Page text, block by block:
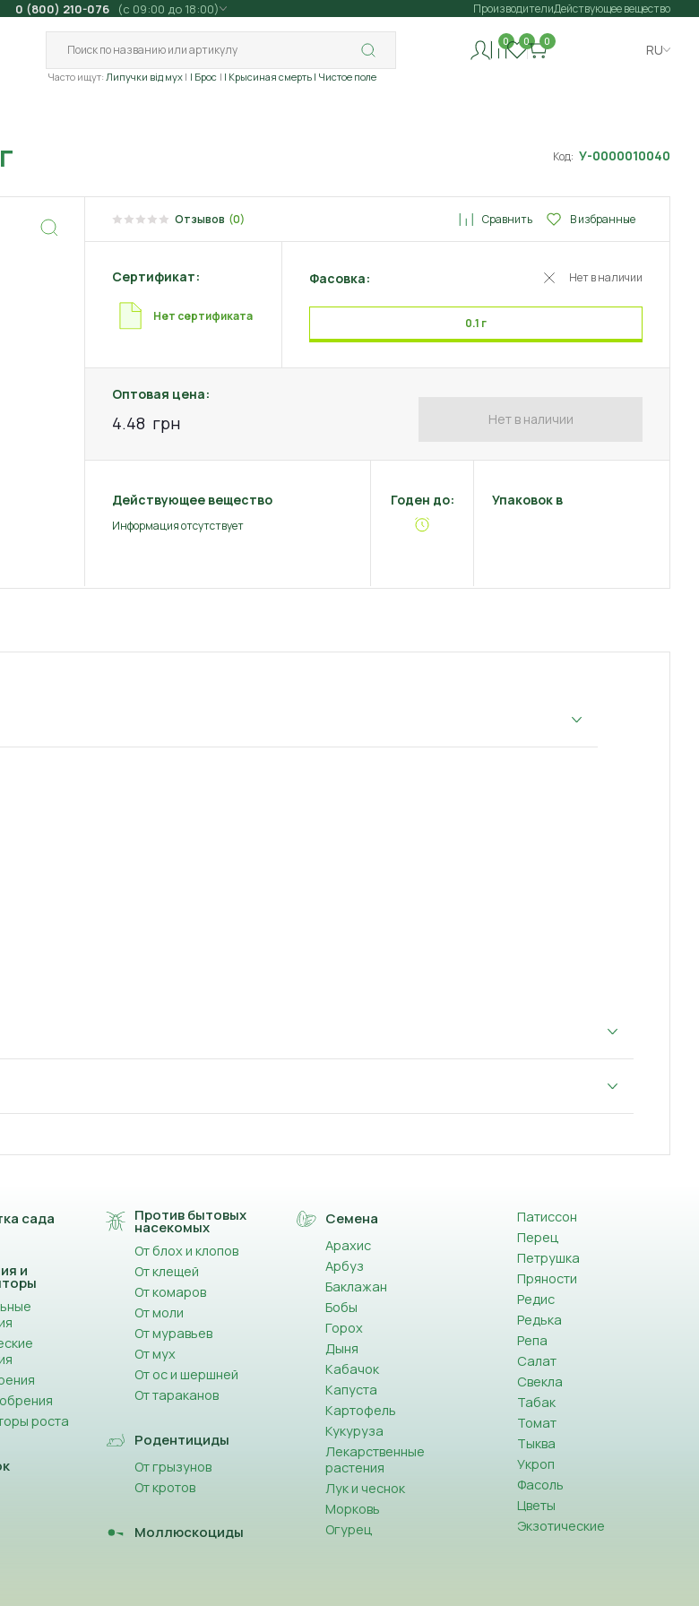
0 (800) 210-076 (с 09:00 до 18:00) ПроизводителиДействующее вещество
Часто ищут: Липучки від мух | Брос | Крысиная смерть | Чистое поле
0 0 0
RU
Код: У-0000010040
Отзывов (0) Сравнить В избранные
Сертификат:
Нет сертификата
Фасовка: Нет в наличии
0.1 г
Оптовая цена:
4.48 грн Нет в наличии
Действующее вещество
Информация отсутствует
Годен до: Упаковок в
сада
и
роста
Против бытовых
насекомых
От блох и клопов
От клещей
От комаров
От моли
От муравьев
От мух
От ос и шершней
От тараканов
Родентициды
От грызунов
От кротов
Моллюскоциды
Семена
Арахис
Арбуз
Баклажан
Бобы
Горох
Дыня
Кабачок
Капуста
Картофель
Кукуруза
Лекарственные
растения
Лук и чеснок
Морковь
Огурец
Патиссон
Перец
Петрушка
Пряности
Редис
Редька
Репа
Салат
Свекла
Табак
Томат
Тыква
Укроп
Фасоль
Цветы
Экзотические